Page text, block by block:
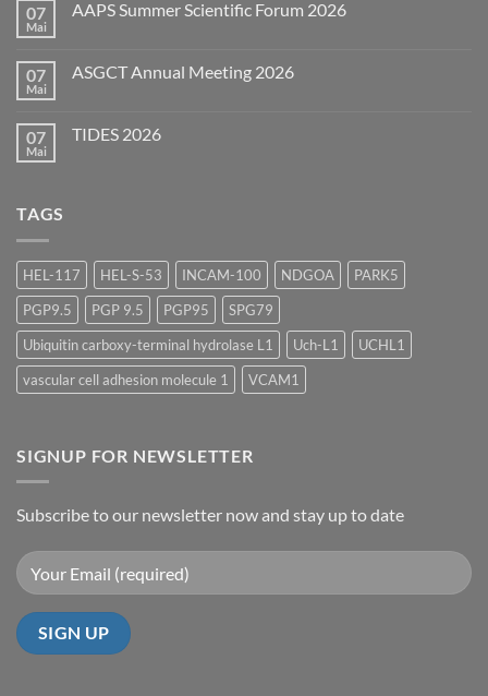
Bioanalysis
07
Mai
AAPS Summer Scientific Forum 2026
AAPS
2026
07
Mai
ASGCT Annual Meeting 2026
ASGCT
07
Mai
TIDES 2026
TAGS
HEL-117 HEL-S-53 INCAM-100 NDGOA
PARK5
PGP9.5
PGP 9.5 PGP95
SPG79
Ubiquitin carboxy-terminal hydrolase L1
Uch-L1
UCHL1
vascular cell adhesion molecule 1
VCAM1
SIGNUP FOR NEWSLETTER
Subscribe to our newsletter now and stay up to date